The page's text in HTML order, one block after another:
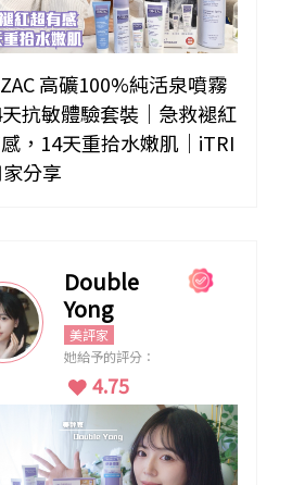
高礦100%純活泉噴霧
抗敏體驗套裝｜急救褪紅
，14天重拾水嫩肌｜iTRI
分享
Double
Yong
美評家
她給予的評分：
4.75